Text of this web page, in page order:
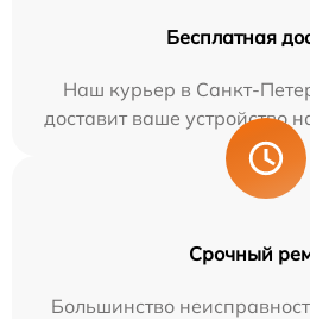
Бесплатная
Наш курьер в Санкт-
доставит ваше устройство
Срочный
Большинство